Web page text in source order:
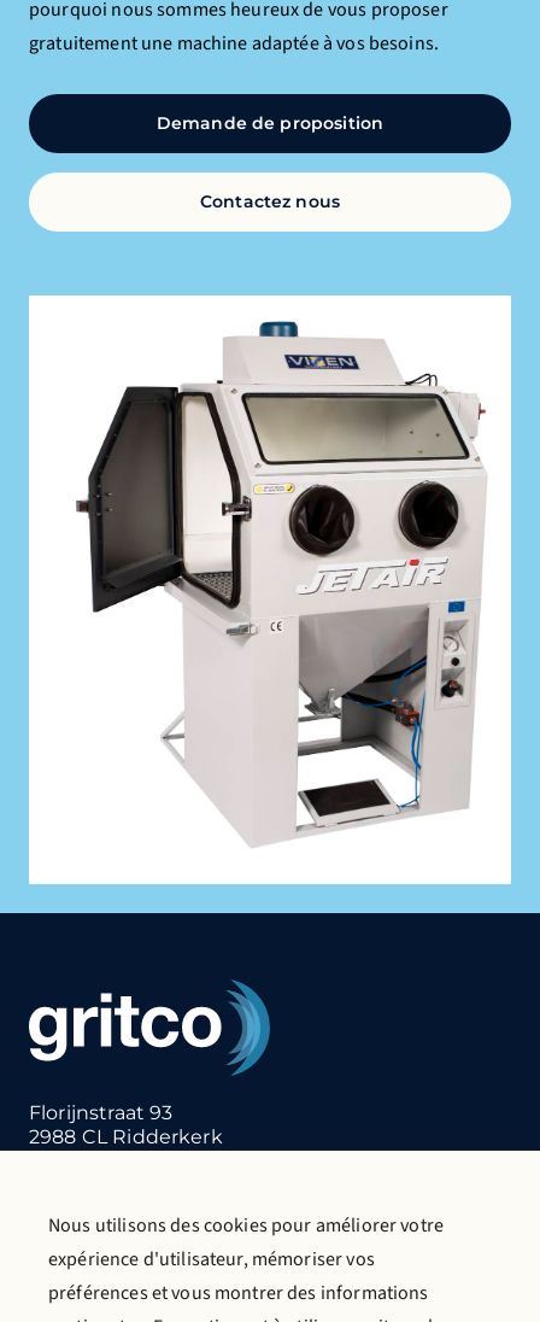
pourquoi nous sommes heureux de vous proposer
gratuitement une machine adaptée à vos besoins.
Demande de proposition
Contactez nous
Florijnstraat 93
2988 CL Ridderkerk
Nous contacter
Demande de catalogue
En savoir plus sur Gritco
Nous utilisons des cookies pour améliorer votre
expérience d'utilisateur, mémoriser vos
préférences et vous montrer des informations